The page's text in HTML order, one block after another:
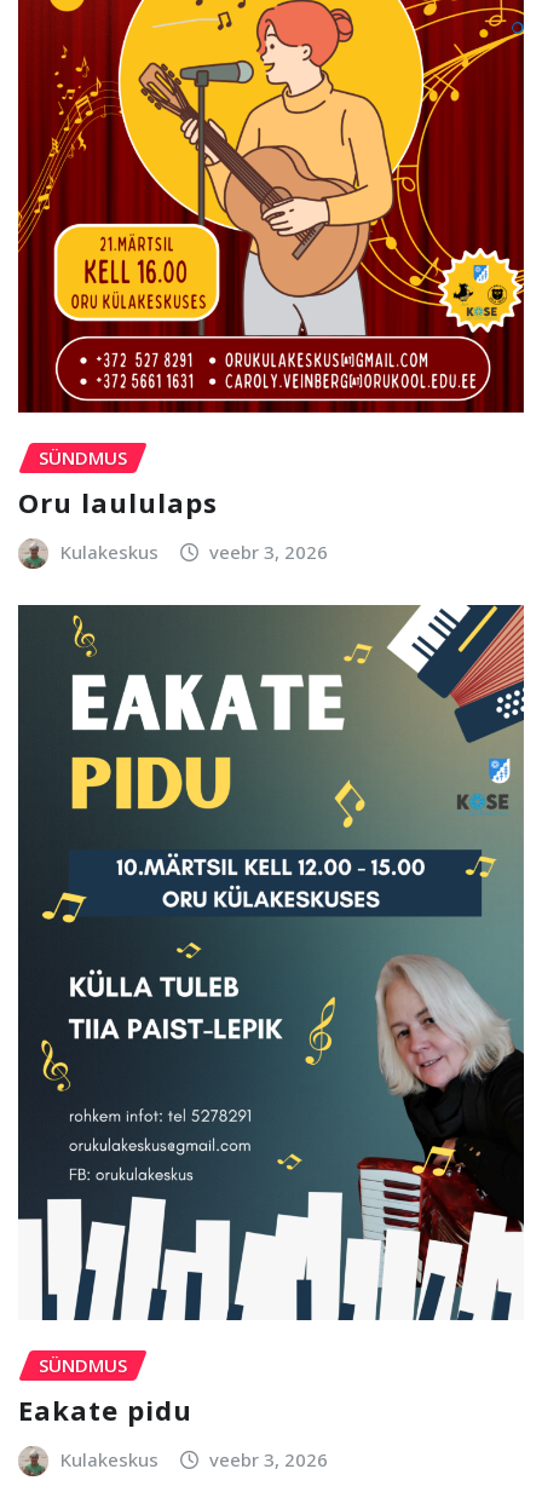
SÜNDMUS
Oru laululaps
Kulakeskus veebr 3, 2026
SÜNDMUS
Eakate pidu
Kulakeskus veebr 3, 2026